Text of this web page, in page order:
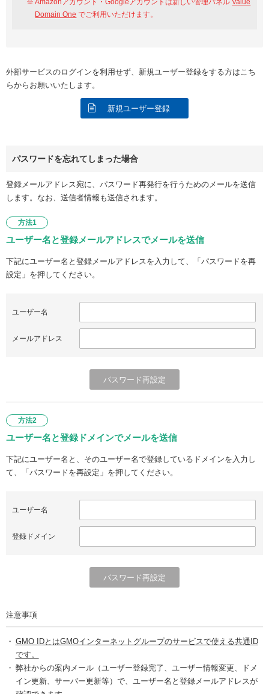
Amazonアカウント・Googleアカウントは新しい管理パネルValue
Domain One でご利用いただけます。
外部サービスのログインを利用せず、新規ユーザー登録をする方はこち
らからお願いいたします。
新規ユーザー登録
パスワードを忘れてしまった場合
登録メールアドレス宛に、パスワード再発行を行うためのメールを送信
します。なお、送信者情報も送信されます。
方法1
ユーザー名と登録メールアドレスでメールを送信
下記にユーザー名と登録メールアドレスを入力して、「パスワードを再
設定」を押してください。
ユーザー名
メールアドレス
方法2
ユーザー名と登録ドメインでメールを送信
下記にユーザー名と、そのユーザー名で登録しているドメインを入力し
て、「パスワードを再設定」を押してください。
ユーザー名
登録ドメイン
注意事項
GMO IDとはGMOインターネットグループのサービスで使える共通ID
です。
弊社からの案内メール（ユーザー登録完了、ユーザー情報変更、ドメ
イン更新、サーバー更新等）で、ユーザー名と登録メールアドレスが